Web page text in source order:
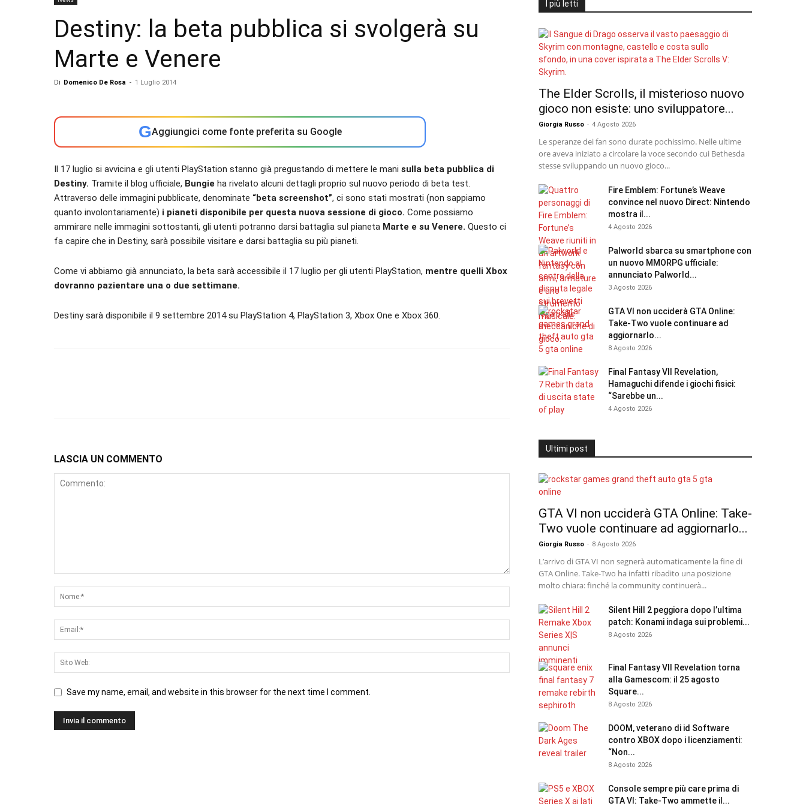
Destiny: la beta pubblica si svolgerà su
Marte e Venere
Di Domenico De Rosa - 1 Luglio 2014
GAggiungici come fonte preferita su Google
Il 17 luglio si avvicina e gli utenti PlayStation stanno già pregustando di mettere le mani sulla beta pubblica di
Destiny. Tramite il blog ufficiale, Bungie ha rivelato alcuni dettagli proprio sul nuovo periodo di beta test.
Attraverso delle immagini pubblicate, denominate “beta screenshot”, ci sono stati mostrati (non sappiamo
quanto involontariamente) i pianeti disponibile per questa nuova sessione di gioco. Come possiamo
ammirare nelle immagini sottostanti, gli utenti potranno darsi battaglia sul pianeta Marte e su Venere. Questo ci
fa capire che in Destiny, sarà possibile visitare e darsi battaglia su più pianeti.
Come vi abbiamo già annunciato, la beta sarà accessibile il 17 luglio per gli utenti PlayStation, mentre quelli Xbox
dovranno pazientare una o due settimane.
Destiny sarà disponibile il 9 settembre 2014 su PlayStation 4, PlayStation 3, Xbox One e Xbox 360.
LASCIA UN COMMENTO
Save my name, email, and website in this browser for the next time I comment.
I più letti
The Elder Scrolls, il misterioso nuovo
gioco non esiste: uno sviluppatore...
Giorgia Russo - 4 Agosto 2026
Le speranze dei fan sono durate pochissimo. Nelle ultime
ore aveva iniziato a circolare la voce secondo cui Bethesda
stesse sviluppando un nuovo gioco...
Fire Emblem: Fortune’s Weave
convince nel nuovo Direct: Nintendo
mostra il...
4 Agosto 2026
Palworld sbarca su smartphone con
un nuovo MMORPG ufficiale:
annunciato Palworld...
3 Agosto 2026
GTA VI non ucciderà GTA Online:
Take-Two vuole continuare ad
aggiornarlo...
8 Agosto 2026
Final Fantasy VII Revelation,
Hamaguchi difende i giochi fisici:
“Sarebbe un...
4 Agosto 2026
Ultimi post
GTA VI non ucciderà GTA Online: Take-
Two vuole continuare ad aggiornarlo...
Giorgia Russo - 8 Agosto 2026
L’arrivo di GTA VI non segnerà automaticamente la fine di
GTA Online. Take-Two ha infatti ribadito una posizione
molto chiara: finché la community continuerà...
Silent Hill 2 peggiora dopo l’ultima
patch: Konami indaga sui problemi...
8 Agosto 2026
Final Fantasy VII Revelation torna
alla Gamescom: il 25 agosto
Square...
8 Agosto 2026
DOOM, veterano di id Software
contro XBOX dopo i licenziamenti:
“Non...
8 Agosto 2026
Console sempre più care prima di
GTA VI: Take-Two ammette il...